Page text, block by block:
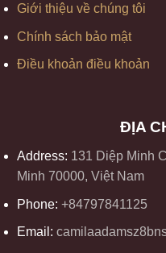
Giới thiệu về chúng tôi
Chính sách bảo mật
Điều khoản điều khoản
ĐỊA
Address: 131 Diệp Minh
Minh 70000, Việt Nam
Phone: +84797841125
Email: